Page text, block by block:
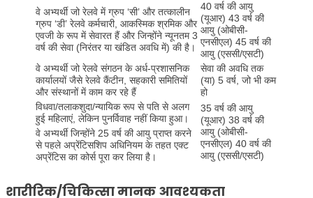
वे अभ्यर्थी जो रेलवे में ग्रुप ‘सी’ और तत्कालीन
ग्रुप ‘डी’ रेलवे कर्मचारी, आकस्मिक श्रमिक और
एवजी के रूप में सेवारत हैं और जिन्होंने न्यूनतम 3
वर्ष की सेवा (निरंतर या खंडित अवधि में) की है।
40 वर्ष की आयु
(यूआर) 43 वर्ष की
आयु (ओबीसी-
एनसीएल) 45 वर्ष की
आयु (एससी/एसटी)
वे अभ्यर्थी जो रेलवे संगठन के अर्ध-प्रशासनिक
कार्यालयों जैसे रेलवे कैंटीन, सहकारी समितियों
और संस्थानों में काम कर रहे हैं
सेवा की अवधि तक
(या) 5 वर्ष, जो भी कम
हो
विधवा/तलाकशुदा/न्यायिक रूप से पति से अलग
हुई महिलाएं, लेकिन पुनर्विवाह नहीं किया हुआ।
35 वर्ष की आयु
(यूआर) 38 वर्ष की
आयु (ओबीसी-
एनसीएल) 40 वर्ष की
आयु (एससी/एसटी)
वे अभ्यर्थी जिन्होंने 25 वर्ष की आयु प्राप्त करने
से पहले अप्रेंटिसशिप अधिनियम के तहत एक्ट
अप्रेंटिस का कोर्स पूरा कर लिया है।
शारीरिक/चिकित्सा मानक आवश्यकता